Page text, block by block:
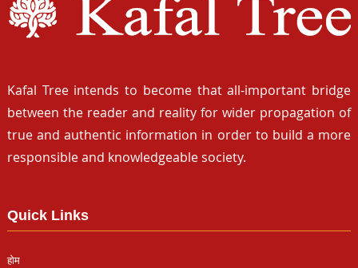
Kafal Tree intends to become that all-important bridge
between the reader and reality for wider propagation of
true and authentic information in order to build a more
responsible and knowledgeable society.
Quick Links
होम